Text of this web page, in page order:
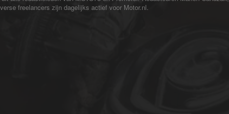
freelancers zijn dagelijks actief voor Motor.nl.